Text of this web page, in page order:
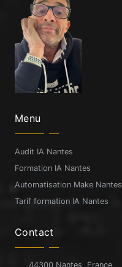
Menu
Audit IA Nantes
Formation IA Nantes
Automatisation Make Nantes
Tarif formation IA Nantes
Contact
44300 Nantes, France